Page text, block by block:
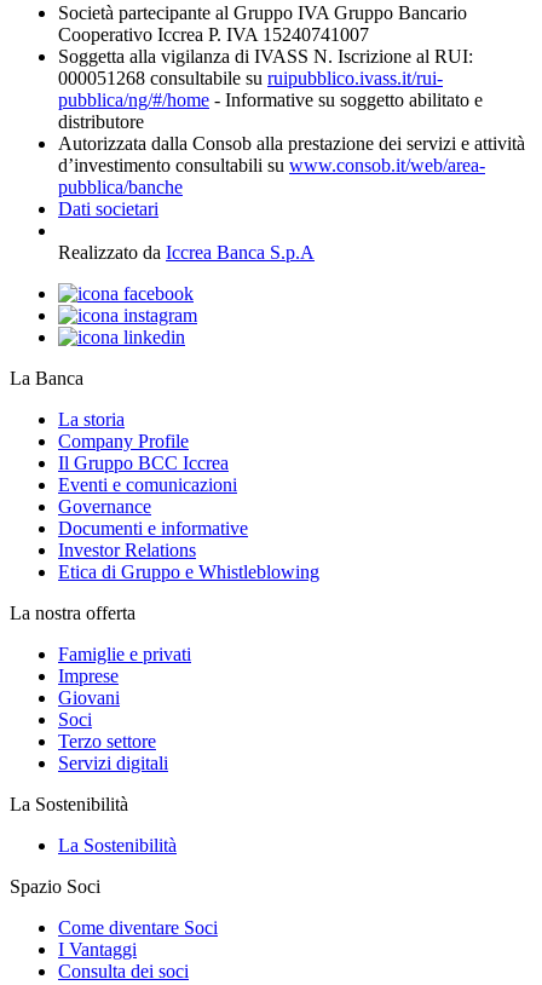
Società partecipante al Gruppo IVA Gruppo Bancario
Cooperativo Iccrea P. IVA 15240741007
Soggetta alla vigilanza di IVASS N. Iscrizione al RUI:
000051268 consultabile su ruipubblico.ivass.it/rui-
pubblica/ng/#/home - Informative su soggetto abilitato e
distributore
Autorizzata dalla Consob alla prestazione dei servizi e attività
d’investimento consultabili su www.consob.it/web/area-
pubblica/banche
Dati societari
Realizzato da Iccrea Banca S.p.A
La Banca
La storia
Company Profile
Il Gruppo BCC Iccrea
Eventi e comunicazioni
Governance
Documenti e informative
Investor Relations
Etica di Gruppo e Whistleblowing
La nostra offerta
Famiglie e privati
Imprese
Giovani
Soci
Terzo settore
Servizi digitali
La Sostenibilità
La Sostenibilità
Spazio Soci
Come diventare Soci
I Vantaggi
Consulta dei soci